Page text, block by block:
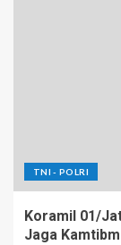
TNI - POLRI
Koramil 01/
Jaga